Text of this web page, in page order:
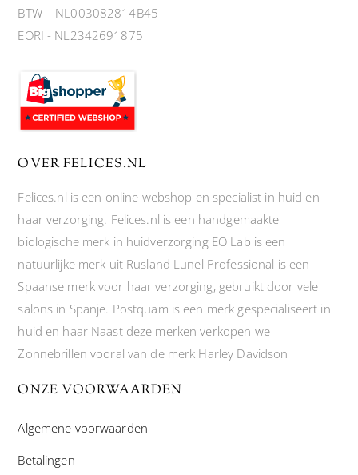
BTW – NL003082814B45
EORI - NL2342691875
OVER FELICES.NL
Felices.nl is een online webshop en specialist in huid en
haar verzorging. Felices.nl is een handgemaakte
biologische merk in huidverzorging EO Lab is een
natuurlijke merk uit Rusland Lunel Professional is een
Spaanse merk voor haar verzorging, gebruikt door vele
salons in Spanje. Postquam is een merk gespecialiseert in
huid en haar Naast deze merken verkopen we
Zonnebrillen vooral van de merk Harley Davidson
ONZE VOORWAARDEN
Algemene voorwaarden
Betalingen